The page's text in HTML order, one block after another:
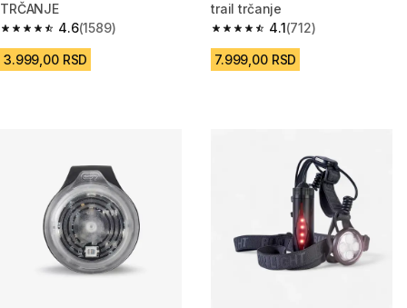
TRČANJE
4.6
4.6 od 5 zvezdica from 1589 Recenzije
(1589)
3.999,00 RSD
trail trčanje
4.1
4.1 od 5 zvezdica from 712
(712)
7.999,00 RSD